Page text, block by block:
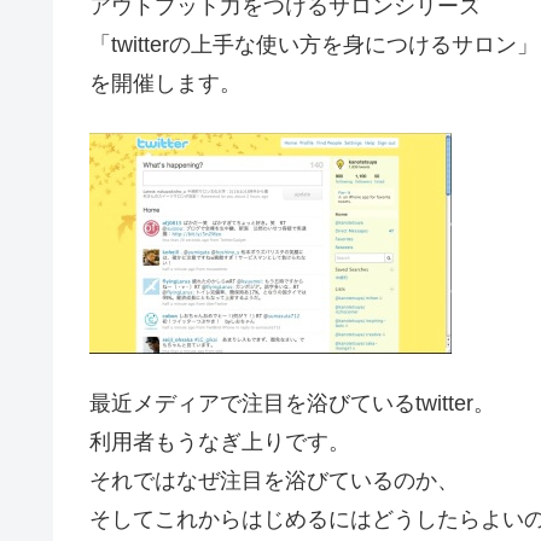
アウトプット力をつけるサロンシリーズ
「twitterの上手な使い方を身につけるサロン」
を開催します。
最近メディアで注目を浴びているtwitter。
利用者もうなぎ上りです。
それではなぜ注目を浴びているのか、
そしてこれからはじめるにはどうしたらよい